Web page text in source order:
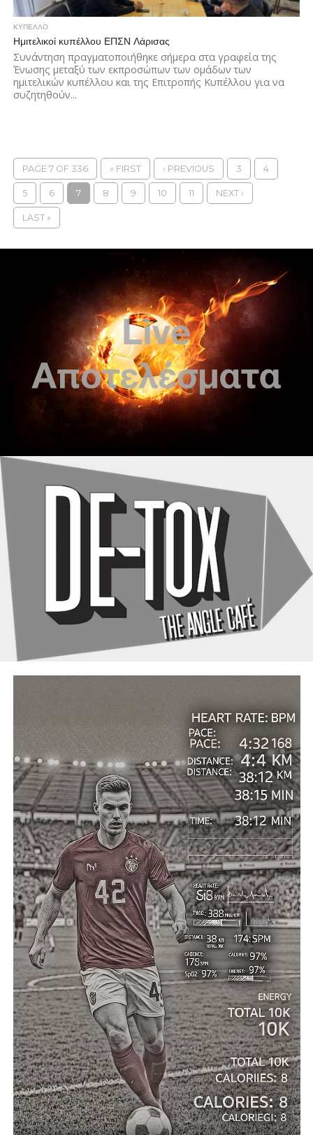
ΚΥΠΕΛΛΟ
Ημιτελικοί κυπέλλου ΕΠΣΝ Λάρισας
Συνάντηση πραγματοποιήθηκε σήμερα στα γραφεία της
Ένωσης μεταξύ των εκπροσώπων των ομάδων των
ημιτελικών κυπέλλου και της Επιτροπής Κυπέλλου για να
συζητηθούν...
PAGE 7 OF 336 « FIRST ‹ PREVIOUS 3 4
5 6 7 8 9 10 11 NEXT ›
LAST »